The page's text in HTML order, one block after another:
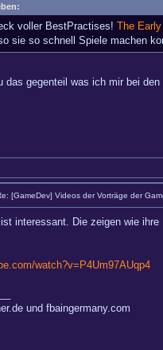
voller BestPractises! The
sie so schnell Spiele machen
das gegenteil was ich mir bei
[GameDev] Videos der Vorträge der
interessant. Die zeigen wie
watch?v=P4Um97AUqp4
und fbaingermany.com